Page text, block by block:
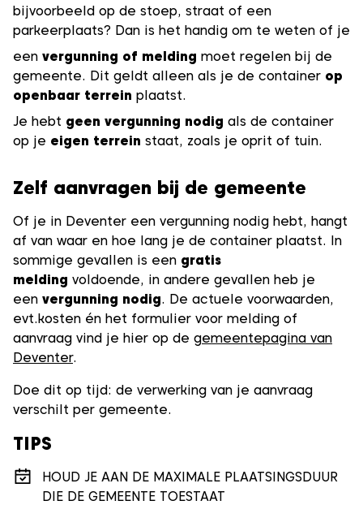
bijvoorbeeld op de stoep, straat of een
parkeerplaats? Dan is het handig om te weten of je
een vergunning of melding moet regelen bij de
gemeente. Dit geldt alleen als je de container op
openbaar terrein plaatst.
Je hebt geen vergunning nodig als de container
op je eigen terrein staat, zoals je oprit of tuin.
Zelf aanvragen bij de gemeente
Of je in Deventer een vergunning nodig hebt, hangt
af van waar en hoe lang je de container plaatst. In
sommige gevallen is een gratis
melding voldoende, in andere gevallen heb je
een vergunning nodig. De actuele voorwaarden,
evt.kosten én het formulier voor melding of
aanvraag vind je hier op de gemeentepagina van
Deventer.
Doe dit op tijd: de verwerking van je aanvraag
verschilt per gemeente.
TIPS
HOUD JE AAN DE MAXIMALE PLAATSINGSDUUR
DIE DE GEMEENTE TOESTAAT